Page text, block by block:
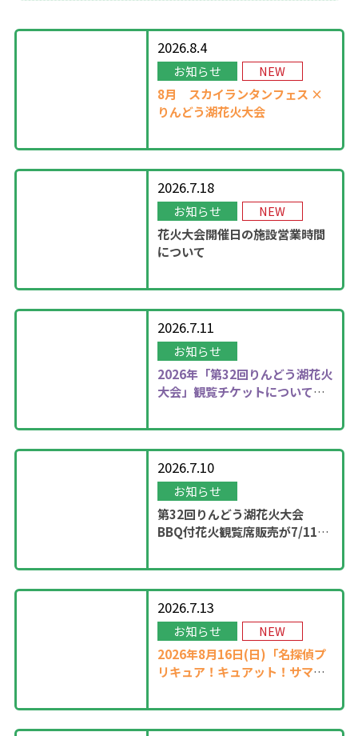
2026.8.4
お知らせ NEW
8月 スカイランタンフェス ×
りんどう湖花火大会
2026.7.18
お知らせ NEW
花火大会開催日の施設営業時間
について
2026.7.11
お知らせ
2026年 「第32回りんどう湖花火
大会」観覧チケットについて更
2026.7.10
お知らせ
第32回りんどう湖花火大会
BBQ付花火観覧席販売が7/11
2026.7.13
お知らせ NEW
2026年8月16日(日)「名探偵プ
リキュア！キュアット！サマー